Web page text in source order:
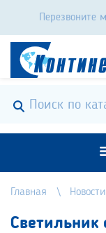
Перезвоните
Главная Новости
Светильник